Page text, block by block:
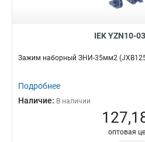
IEK YZN10-
Зажим наборный ЗНИ-35мм2
Подробнее
Наличие: В наличии
оптовая